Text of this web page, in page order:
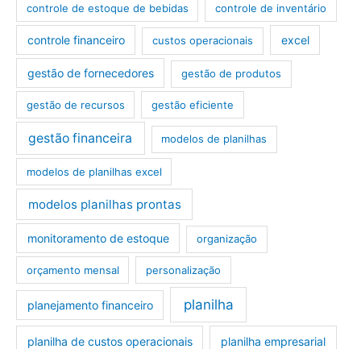
controle de estoque de bebidas controle de inventário
controle financeiro custos operacionais excel
gestão de fornecedores gestão de produtos
gestão de recursos gestão eficiente
gestão financeira modelos de planilhas
modelos de planilhas excel
modelos planilhas prontas
monitoramento de estoque organização
orçamento mensal personalização
planejamento financeiro planilha
planilha de custos operacionais planilha empresarial